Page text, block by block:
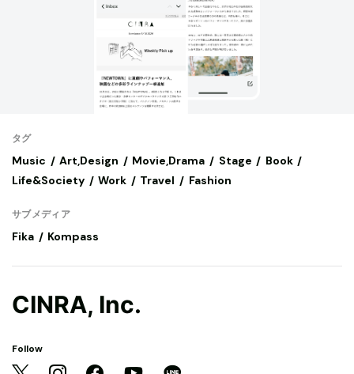
タグ
Music Art,Design Movie,Drama Stage
Book
Life&Society
Work Travel Fashion
サブメディア
Fika Kompass
CINRA, Inc.
Follow